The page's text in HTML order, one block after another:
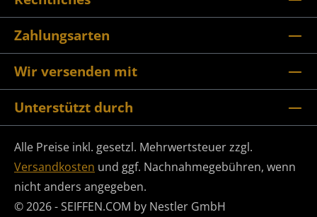
Zahlungsarten
Wir versenden mit
Unterstützt durch
Alle Preise inkl. gesetzl. Mehrwertsteuer zzgl.
Versandkosten und ggf. Nachnahmegebühren, wenn
nicht anders angegeben.
© 2026 - SEIFFEN.COM by Nestler GmbH